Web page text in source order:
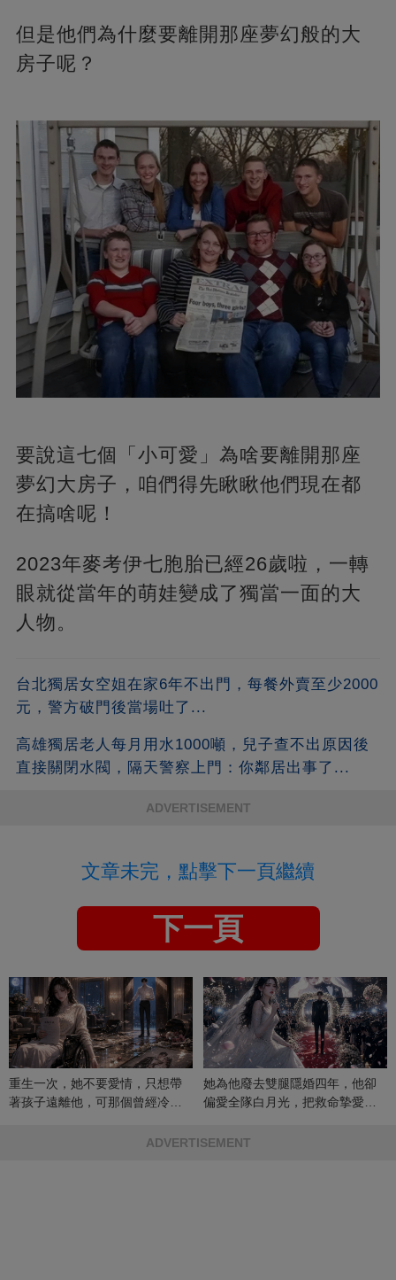
但是他們為什麼要離開那座夢幻般的大
房子呢？
要說這七個「小可愛」為啥要離開那座
夢幻大房子，咱們得先瞅瞅他們現在都
在搞啥呢！
2023年麥考伊七胞胎已經26歲啦，一轉
眼就從當年的萌娃變成了獨當一面的大
人物。
台北獨居女空姐在家6年不出門，每餐外賣至少2000
元，警方破門後當場吐了...
高雄獨居老人每月用水1000噸，兒子查不出原因後
直接關閉水閥，隔天警察上門：你鄰居出事了...
ADVERTISEMENT
文章未完，點擊下一頁繼續
下一頁
重生一次，她不要愛情，只想帶
著孩子遠離他，可那個曾經冷漠
她為他廢去雙腿隱婚四年，他卻
偏愛全隊白月光，把救命摯愛當
ADVERTISEMENT